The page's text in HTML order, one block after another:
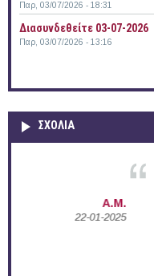
Παρ, 03/07/2026 - 18:31
Διασυνδεθείτε 03-07-2026
Παρ, 03/07/2026 - 13:16
ΣΧΟΛΙΑ
Συγχαρητήρια